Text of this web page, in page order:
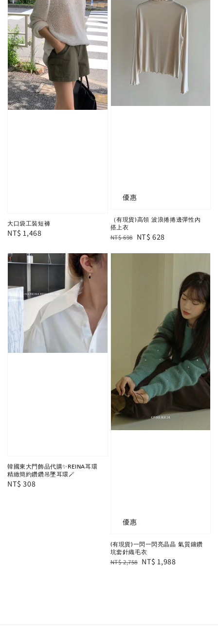
大口袋工裝短褲
Regular
NT$ 1,468
優惠
（有現貨)高領 波浪捲捲邊彈性內
搭上衣
Regular
NT$ 698 Sale
NT$ 628
韓國東大門飾品代購✨REINA耳環
精緻簡約鑽鑽吊墜耳環🪄
Regular
NT$ 308
優惠
(有現貨)一閃一閃亮晶晶 氣質鑲鑽
坑套針織毛衣
Regular
NT$ 2,758 Sale
NT$ 1,988